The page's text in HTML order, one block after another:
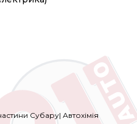
Субару| Автохімія